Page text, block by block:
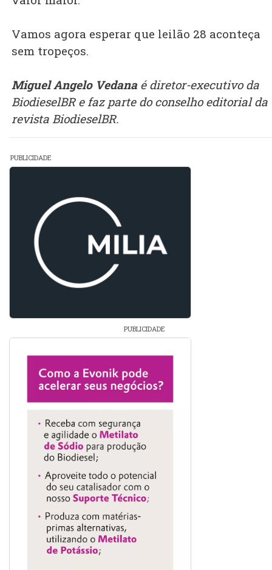
Vamos agora esperar que leilão 28 aconteça
sem tropeços.
Miguel Angelo Vedana é diretor-executivo da
BiodieselBR e faz parte do conselho editorial da
revista BiodieselBR.
PUBLICIDADE
PUBLICIDADE